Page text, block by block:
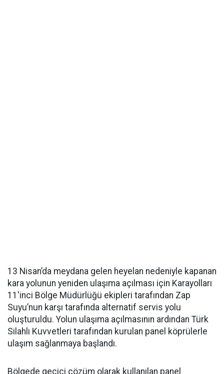
13 Nisan’da meydana gelen heyelan nedeniyle kapanan
kara yolunun yeniden ulaşıma açılması için Karayolları
11'inci Bölge Müdürlüğü ekipleri tarafından Zap
Suyu’nun karşı tarafında alternatif servis yolu
oluşturuldu. Yolun ulaşıma açılmasının ardından Türk
Silahlı Kuvvetleri tarafından kurulan panel köprülerle
ulaşım sağlanmaya başlandı.
Bölgede geçici çözüm olarak kullanılan panel